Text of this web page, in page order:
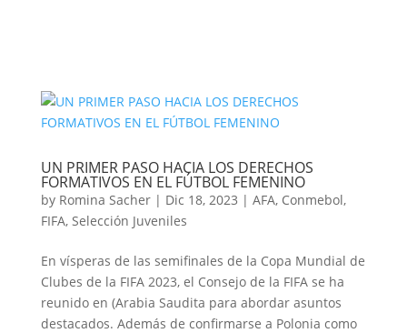
UN PRIMER PASO HACIA LOS DERECHOS
FORMATIVOS EN EL FÚTBOL FEMENINO
by Romina Sacher| Dic 18, 2023 | AFA, Conmebol,
FIFA, Selección Juveniles
En vísperas de las semifinales de la Copa Mundial de
Clubes de la FIFA 2023, el Consejo de la FIFA se ha
reunido en (Arabia Saudita para abordar asuntos
destacados. Además de confirmarse a Polonia como